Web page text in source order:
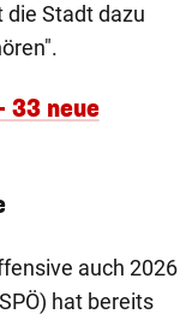
die Stadt dazu
33 neue
auch 2026
hat bereits